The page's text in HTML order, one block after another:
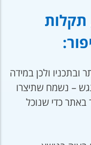
תקלות
ובתכניו ולכן במידה
– נשמח שתיצרו
באתר כדי שנוכל